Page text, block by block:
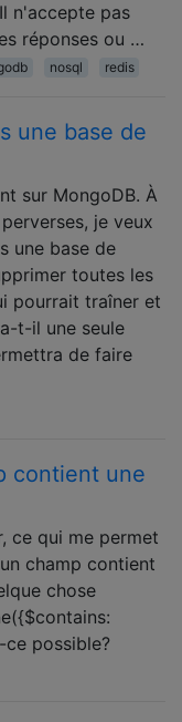
n'accepte pas
réponses ou …
nosql redis
une base de
sur MongoDB. À
je veux
une base de
toutes les
pourrait traîner et
t-il une seule
de faire
contient une
ce qui me permet
champ contient
chose
ce possible?